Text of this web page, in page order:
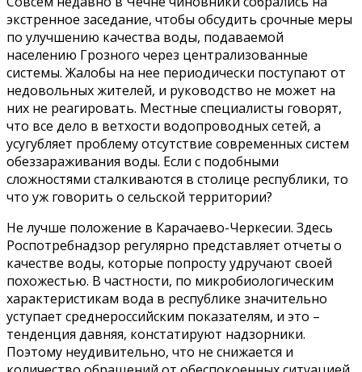
экстренное заседание, чтобы обсудить срочные меры
по улучшению качества воды, подаваемой
населению Грозного через централизованные
системы. Жалобы на нее периодически поступают от
недовольных жителей, и руководство не может на
них не реагировать. Местные специалисты говорят,
что все дело в ветхости водопроводных сетей, а
усугубляет проблему отсутствие современных систем
обеззараживания воды. Если с подобными
сложностями сталкиваются в столице республики, то
что уж говорить о сельской территории?
Не лучше положение в Карачаево-Черкесии. Здесь
Роспотребнадзор регулярно представляет отчеты о
качестве воды, которые попросту удручают своей
похожестью. В частности, по микробиологическим
характеристикам вода в республике значительно
уступает среднероссийским показателям, и это –
тенденция давняя, констатируют надзорники.
Поэтому неудивительно, что не снижается и